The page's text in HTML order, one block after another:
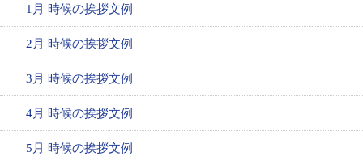
1月 時候の挨拶文例
2月 時候の挨拶文例
3月 時候の挨拶文例
4月 時候の挨拶文例
5月 時候の挨拶文例